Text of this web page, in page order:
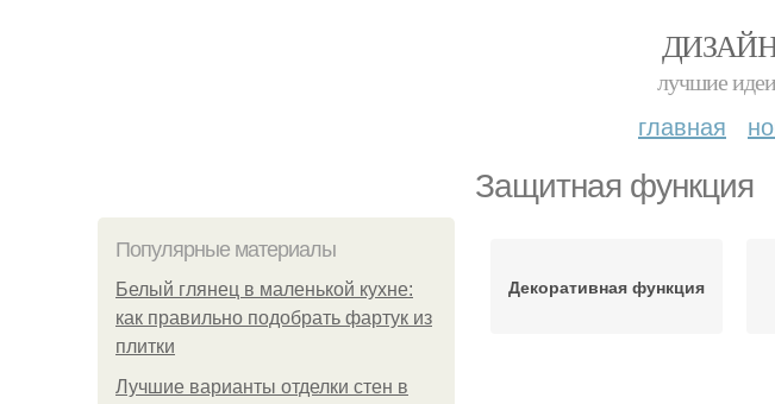
лучшие
главная
Защитная функция
Популярные материалы
Белый глянец в маленькой кухне:
как правильно подобрать фартук из
плитки
Лучшие варианты отделки стен в
Декоративная функция